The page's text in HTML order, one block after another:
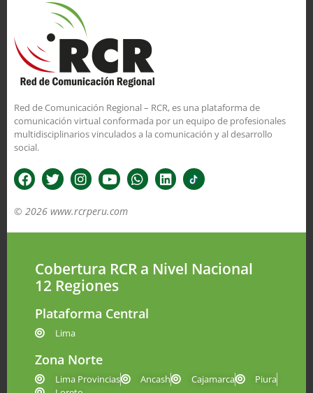
Red de Comunicación Regional – RCR, es una plataforma de
comunicación virtual conformada por un equipo de profesionales
multidisciplinarios vinculados a la comunicación y al desarrollo
social.
© 2026 www.rcrperu.com
Cobertura RCR a Nivel Nacional
12 Regiones
Plataforma Central
Lima
Zona Norte
Lima Provincias Ancash Cajamarca
Piura